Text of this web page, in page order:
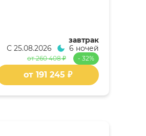
завтрак
С 25.08.2026 6 ночей
от 260 408 ₽ - 32%
от 191 245 ₽